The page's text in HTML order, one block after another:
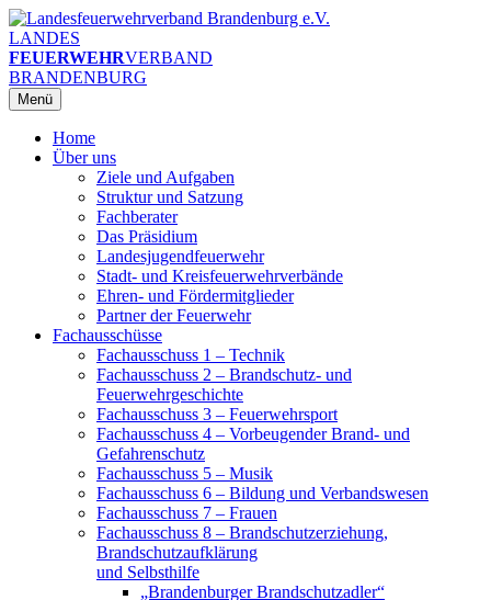
Zum
Inhalt
springen
LANDES
FEUERWEHRVERBAND
BRANDENBURG
Menü
Home
Über uns
Ziele und Aufgaben
Struktur und Satzung
Fachberater
Das Präsidium
Landesjugendfeuerwehr
Stadt- und Kreisfeuerwehrverbände
Ehren- und Fördermitglieder
Partner der Feuerwehr
Fachausschüsse
Fachausschuss 1 – Technik
Fachausschuss 2 – Brandschutz- und
Feuerwehrgeschichte
Fachausschuss 3 – Feuerwehrsport
Fachausschuss 4 – Vorbeugender Brand- und
Gefahrenschutz
Fachausschuss 5 – Musik
Fachausschuss 6 – Bildung und Verbandswesen
Fachausschuss 7 – Frauen
Fachausschuss 8 – Brandschutzerziehung,
Brandschutzaufklärung
und Selbsthilfe
„Brandenburger Brandschutzadler“